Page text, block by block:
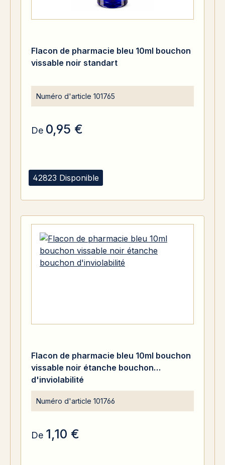
42823 Disponible
Flacon de pharmacie bleu 10ml bouchon
vissable noir standart
Numéro d'article 101765
De 0,95 €
Flacon de pharmacie bleu 10ml bouchon
vissable noir étanche bouchon
d'inviolabilité
Numéro d'article 101766
De 1,10 €